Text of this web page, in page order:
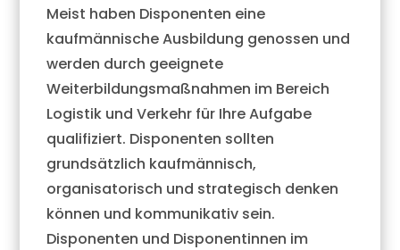
Meist haben Disponenten eine
kaufmännische Ausbildung genossen und
werden durch geeignete
Weiterbildungsmaßnahmen im Bereich
Logistik und Verkehr für Ihre Aufgabe
qualifiziert. Disponenten sollten
grundsätzlich kaufmännisch,
organisatorisch und strategisch denken
können und kommunikativ sein.
Disponenten und Disponentinnen im